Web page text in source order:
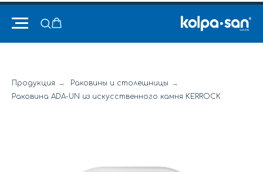
Продукция → Раковины и столешницы →
Раковина ADA-UN из искусственного камня KERROCK